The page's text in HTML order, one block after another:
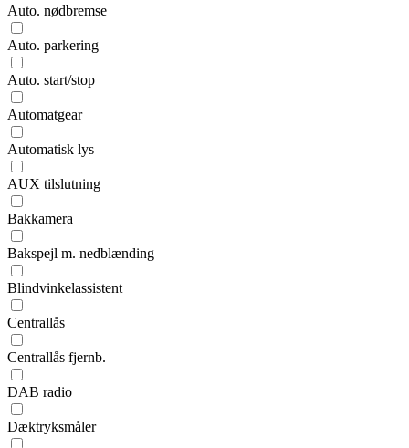
Auto. nødbremse
Auto. parkering
Auto. start/stop
Automatgear
Automatisk lys
AUX tilslutning
Bakkamera
Bakspejl m. nedblænding
Blindvinkelassistent
Centrallås
Centrallås fjernb.
DAB radio
Dæktryksmåler